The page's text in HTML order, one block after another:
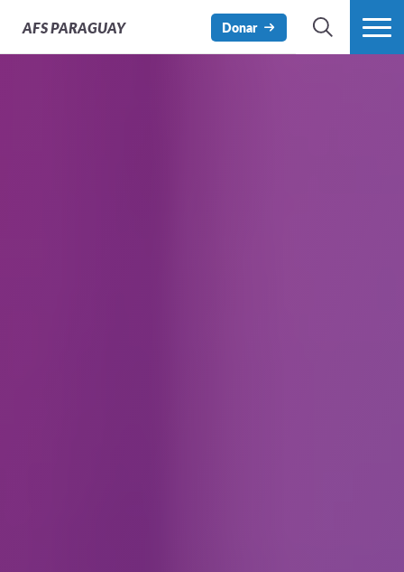
AFSPARAGUAY
BÚSQUEDA MÁS
Donar